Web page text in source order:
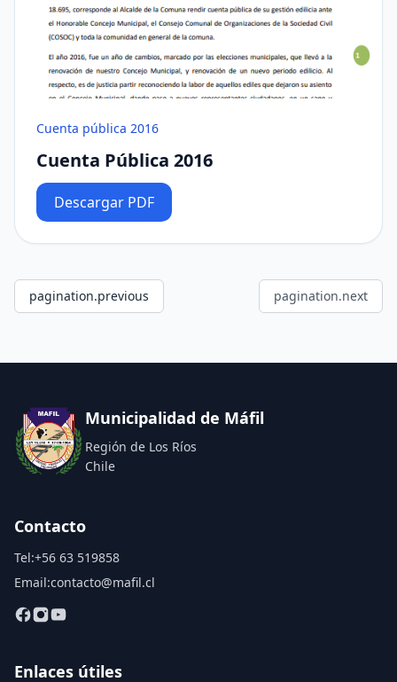
Cuenta pública 2016
Cuenta Pública 2016
Descargar PDF
pagination.previous pagination.next
Municipalidad de Máfil
Región de Los Ríos
Chile
Contacto
Tel:+56 63 519858
Email:contacto@mafil.cl
Enlaces útiles